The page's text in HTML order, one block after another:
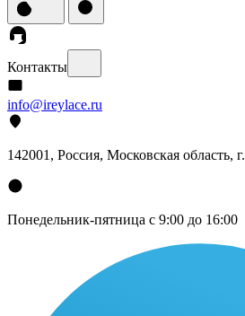
Контакты
info@ireylace.ru
142001 , Россия, Московская область, г.
Понедельник-пятница с 9:00 до 16:00